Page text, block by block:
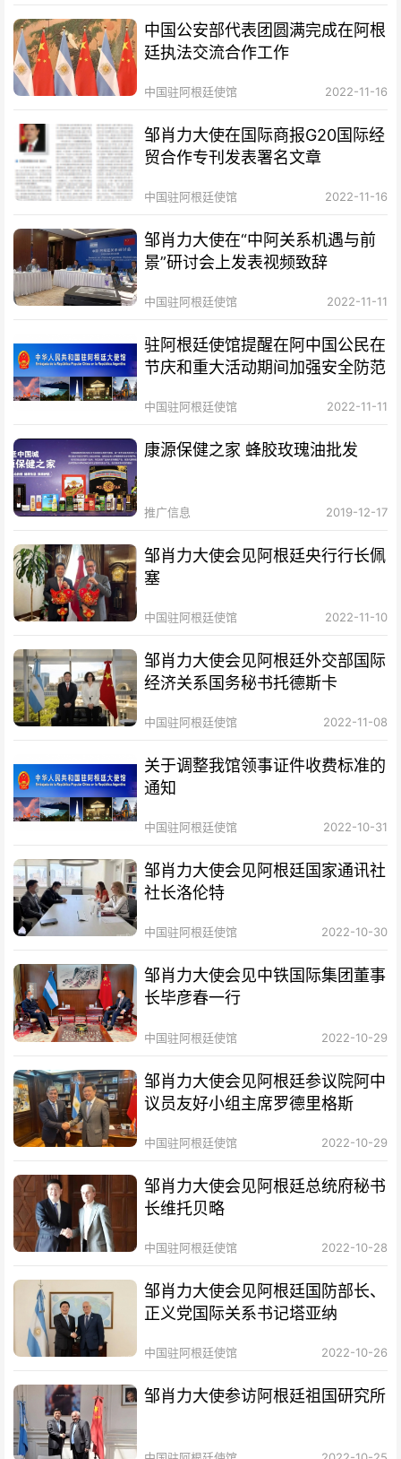
中国公安部代表团圆满完成在阿根
廷执法交流合作工作
中国驻阿根廷使馆 2022-11-16
邹肖力大使在国际商报G20国际经
贸合作专刊发表署名文章
中国驻阿根廷使馆 2022-11-16
邹肖力大使在“中阿关系机遇与前
景”研讨会上发表视频致辞
中国驻阿根廷使馆 2022-11-11
驻阿根廷使馆提醒在阿中国公民在
节庆和重大活动期间加强安全防范
中国驻阿根廷使馆 2022-11-11
康源保健之家 蜂胶玫瑰油批发
推广信息 2019-12-17
邹肖力大使会见阿根廷央行行长佩
塞
中国驻阿根廷使馆 2022-11-10
邹肖力大使会见阿根廷外交部国际
经济关系国务秘书托德斯卡
中国驻阿根廷使馆 2022-11-08
关于调整我馆领事证件收费标准的
通知
中国驻阿根廷使馆 2022-10-31
邹肖力大使会见阿根廷国家通讯社
社长洛伦特
中国驻阿根廷使馆 2022-10-30
邹肖力大使会见中铁国际集团董事
长毕彦春一行
中国驻阿根廷使馆 2022-10-29
邹肖力大使会见阿根廷参议院阿中
议员友好小组主席罗德里格斯
中国驻阿根廷使馆 2022-10-29
邹肖力大使会见阿根廷总统府秘书
长维托贝略
中国驻阿根廷使馆 2022-10-28
邹肖力大使会见阿根廷国防部长、
正义党国际关系书记塔亚纳
中国驻阿根廷使馆 2022-10-26
邹肖力大使参访阿根廷祖国研究所